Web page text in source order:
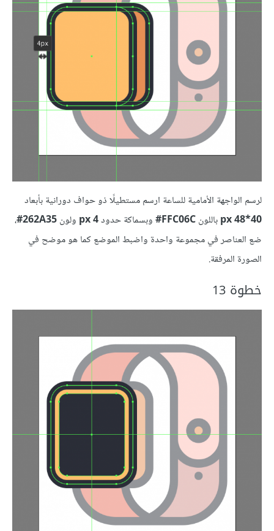
لرسم الواجهة الأمامية للساعة ارسم مستطيلًا ذو حواف دورانية بأبعاد
40*48 px
باللونFFC06C# وبسماكة حدود4 px ولون262A35‏# ،
ضع العناصر في مجموعة واحدة واضبط الموضع كما هو موضح في
الصورة المرفقة.
خطوة 13